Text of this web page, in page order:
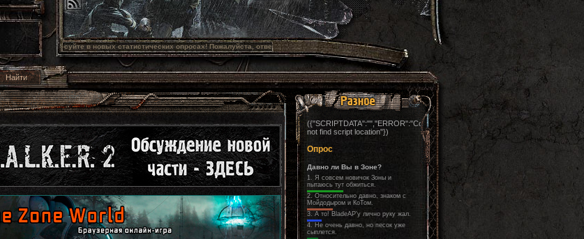
в новых статистических опросах! Пожалуйста, отвечайте честно.
({"SCRIPTDATA":"","ERROR":"Could
not find script location"})
Опрос
Давно ли Вы в Зоне?
1. Я совсем новичок Зоны и
пытаюсь тут обжиться.
2. Относительно давно, знаком с
Мойдодыром и КоТом.
3. А то! BladeAP'у лично руку жал.
4. Не очень давно, но песок уже
сыплется.